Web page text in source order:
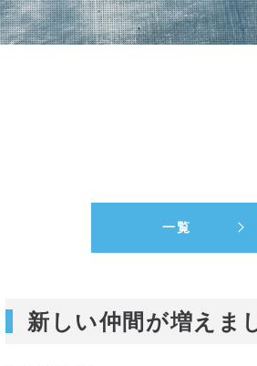
一覧
新しい仲間が増えま